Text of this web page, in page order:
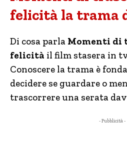
felicità la trama
Di cosa parla Momenti di
felicità il film stasera in
Conoscere la trama è
decidere se guardare o
trascorrere una serata
- Pubblicità -